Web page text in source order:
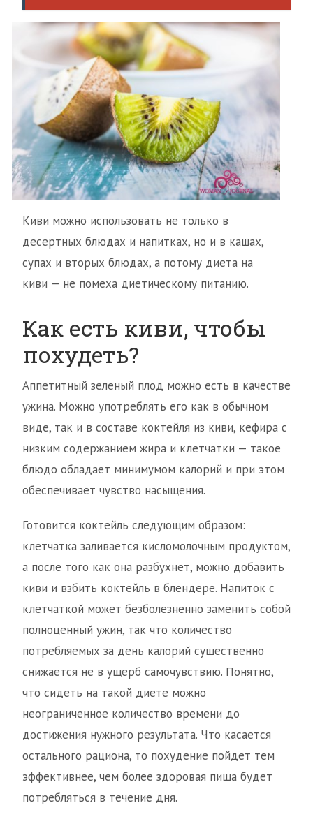
Киви можно использовать не только в
десертных блюдах и напитках, но и в кашах,
супах и вторых блюдах, а потому диета на
киви — не помеха диетическому питанию.
Как есть киви, чтобы
похудеть?
Аппетитный зеленый плод можно есть в качестве
ужина. Можно употреблять его как в обычном
виде, так и в составе коктейля из киви, кефира с
низким содержанием жира и клетчатки — такое
блюдо обладает минимумом калорий и при этом
обеспечивает чувство насыщения.
Готовится коктейль следующим образом:
клетчатка заливается кисломолочным продуктом,
а после того как она разбухнет, можно добавить
киви и взбить коктейль в блендере. Напиток с
клетчаткой может безболезненно заменить собой
полноценный ужин, так что количество
потребляемых за день калорий существенно
снижается не в ущерб самочувствию. Понятно,
что сидеть на такой диете можно
неограниченное количество времени до
достижения нужного результата. Что касается
остального рациона, то похудение пойдет тем
эффективнее, чем более здоровая пища будет
потребляться в течение дня.